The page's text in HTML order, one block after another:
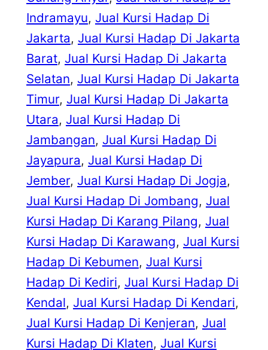
Indramayu, Jual Kursi Hadap Di
Jakarta, Jual Kursi Hadap Di Jakarta
Barat, Jual Kursi Hadap Di Jakarta
Selatan, Jual Kursi Hadap Di Jakarta
Timur, Jual Kursi Hadap Di Jakarta
Utara, Jual Kursi Hadap Di
Jambangan, Jual Kursi Hadap Di
Jayapura, Jual Kursi Hadap Di
Jember, Jual Kursi Hadap Di Jogja
Jual Kursi Hadap Di Jombang, Jual
Kursi Hadap Di Karang Pilang, Jual
Kursi Hadap Di Karawang, Jual Kursi
Hadap Di Kebumen, Jual Kursi
Hadap Di Kediri, Jual Kursi Hadap Di
Kendal, Jual Kursi Hadap Di Kendari
Jual Kursi Hadap Di Kenjeran, Jual
Kursi Hadap Di Klaten, Jual Kursi